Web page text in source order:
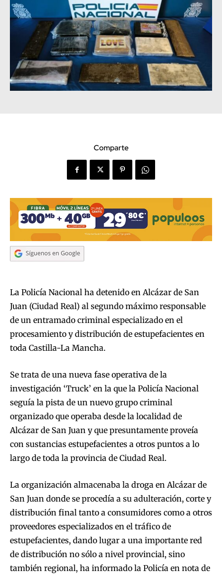
Comparte
La Policía Nacional ha detenido en Alcázar de San
Juan (Ciudad Real) al segundo máximo responsable
de un entramado criminal especializado en el
procesamiento y distribución de estupefacientes en
toda Castilla-La Mancha.
Se trata de una nueva fase operativa de la
investigación ‘Truck’ en la que la Policía Nacional
seguía la pista de un nuevo grupo criminal
organizado que operaba desde la localidad de
Alcázar de San Juan y que presuntamente proveía
con sustancias estupefacientes a otros puntos a lo
largo de toda la provincia de Ciudad Real.
La organización almacenaba la droga en Alcázar de
San Juan donde se procedía a su adulteración, corte y
distribución final tanto a consumidores como a otros
proveedores especializados en el tráfico de
estupefacientes, dando lugar a una importante red
de distribución no sólo a nivel provincial, sino
también regional, ha informado la Policía en nota de